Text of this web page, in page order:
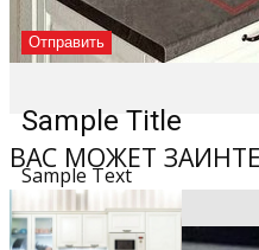
Sample Title
Sample Text
ВАС МОЖЕТ